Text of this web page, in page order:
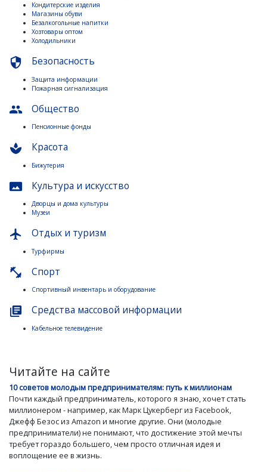
Кондитерские изделия
Магазины обуви
Безалкогольные напитки
Хозтовары оптом
Холодильники
security Безопасность
Защита информации
Пожарная сигнализация
people Общество
Пенсионные фонды
spa Красота
Бижутерия
panorama Культура и искусство
Дворцы и дома культуры
Музеи
flight Отдых и туризм
Турфирмы
fitness_center Спорт
Спортивный инвентарь и оборудование
library_books Средства массовой информации
Кабельное телевидение
Читайте на сайте
10 советов молодым предпринимателям: путь к миллионам
Почти каждый предприниматель, которого я знаю, хочет стать
миллионером - например, как Марк Цукерберг из Facebook,
Джефф Безос из Amazon и многие другие. Они (молодые
предприниматели) не понимают, что достижение этой мечты
требует гораздо большего, чем просто отличная идея и
воплощение ее в жизнь.